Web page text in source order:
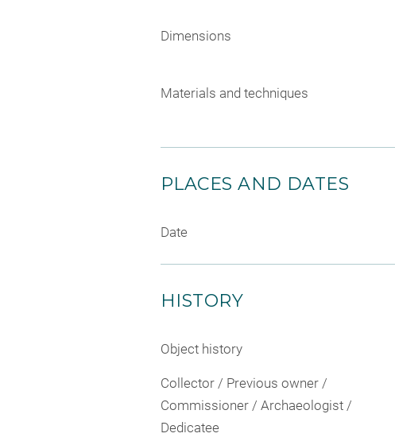
Dimensions
Materials and techniques
PLACES AND DATES
Date
HISTORY
Object history
Collector / Previous owner /
Commissioner / Archaeologist /
Dedicatee